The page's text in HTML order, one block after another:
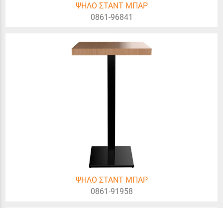
ΨΗΛΟ ΣΤΑΝΤ ΜΠΑΡ
0861-96841
ΨΗΛΟ ΣΤΑΝΤ ΜΠΑΡ
0861-91958